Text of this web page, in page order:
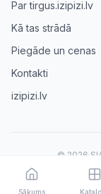
Sākums
Par tirgus.izipizi.lv
Kā tas strādā
Piegāde un cenas
Kontakti
izipizi.lv
© 2026